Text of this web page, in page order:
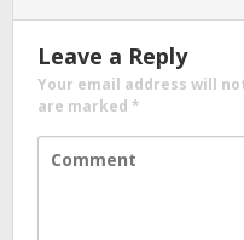
Leave a Reply
Your email address will
are marked *